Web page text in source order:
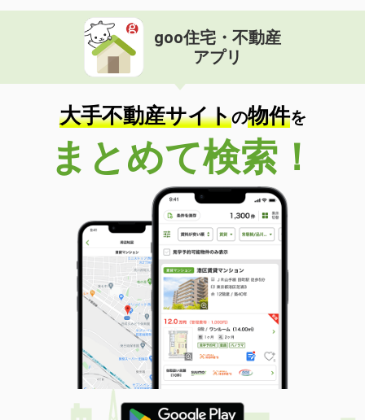
goo住宅・不動産
アプリ
大手不動産サイトの物件を
まとめて検索！